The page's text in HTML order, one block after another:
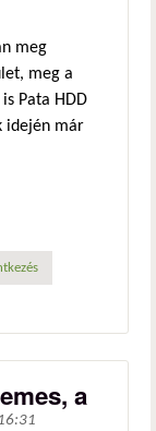
meg
meg a
Pata HDD
idején már
a